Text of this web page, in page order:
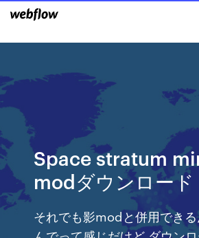
Space stratum
modダウンロード
それでも影modと併用でき